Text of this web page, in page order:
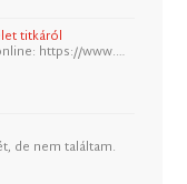
titkáról
https://www.…
de nem találtam.